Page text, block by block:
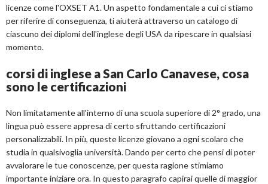
licenze come l'OXSET A1. Un aspetto fondamentale a cui ci stiamo
per riferire di conseguenza, ti aiuterà attraverso un catalogo di
ciascuno dei diplomi dell'inglese degli USA da ripescare in qualsiasi
momento.
corsi di inglese a San Carlo Canavese, cosa
sono le certificazioni
Non limitatamente all'interno di una scuola superiore di 2° grado, una
lingua può essere appresa di certo sfruttando certificazioni
personalizzabili. In più, queste licenze giovano a ogni scolaro che
studia in qualsivoglia università. Dando per certo che pensi di poter
avvalorare le tue conoscenze, per questa ragione stimiamo
importante iniziare ora. In questo paragrafo capirai quelle di maggior